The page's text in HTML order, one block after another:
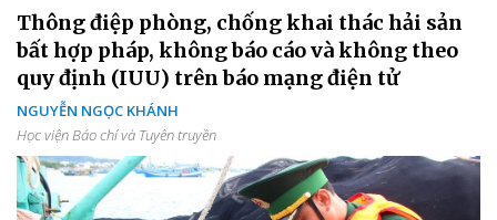
Thông điệp phòng, chống khai thác hải sản
bất hợp pháp, không báo cáo và không theo
quy định (IUU) trên báo mạng điện tử
NGUYỄN NGỌC KHÁNH
Học viện Báo chí và Tuyên truyền